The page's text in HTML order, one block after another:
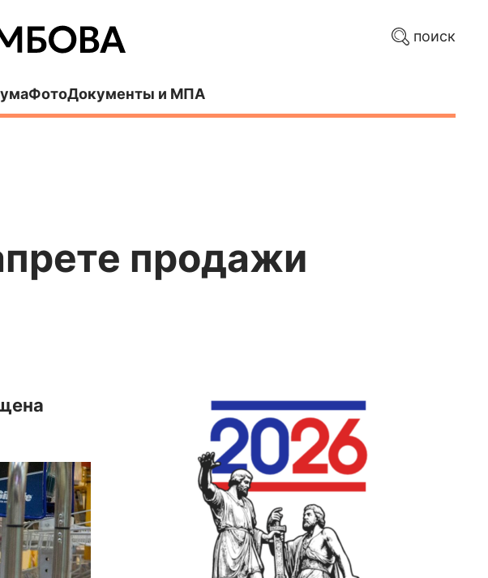
поиск
ФотоДокументы и МПА
продажи